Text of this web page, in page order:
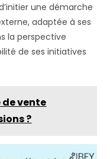
une démarche
adaptée à ses
la perspective
de ses initiatives
vente
?